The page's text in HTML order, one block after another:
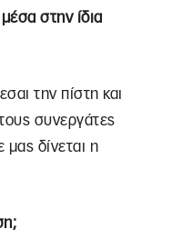
στην ίδια
την πίστη και
συνεργάτες
δίνεται η